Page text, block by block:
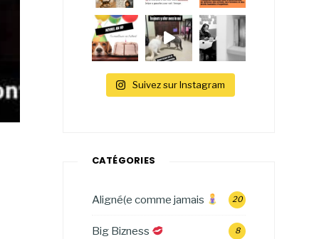
Suivez sur Instagram
CATÉGORIES
Aligné(e comme jamais 20
Big Bizness 8